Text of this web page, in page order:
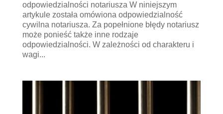
odpowiedzialności notariusza W niniejszym
artykule została omówiona odpowiedzialność
cywilna notariusza. Za popełnione błędy notariusz
może ponieść także inne rodzaje
odpowiedzialności. W zależności od charakteru i
wagi...